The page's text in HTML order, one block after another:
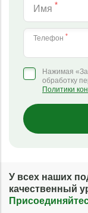
Имя *
Телефон *
Нажимая
обработку
Политики
У всех наших
качественный